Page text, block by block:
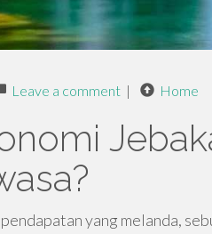
Leave a comment | Home
yang melanda,